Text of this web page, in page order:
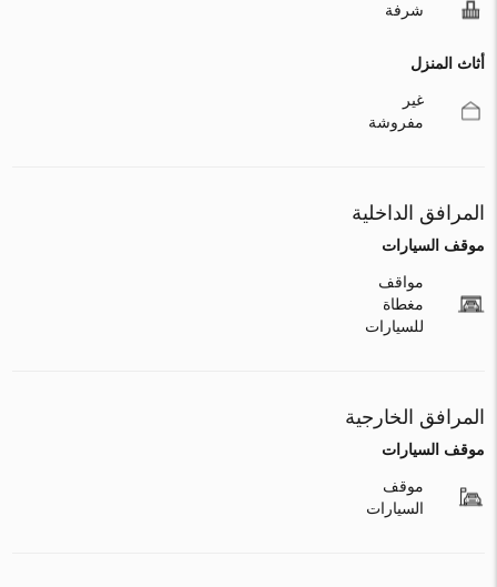
شرفة
أثاث المنزل
غير
مفروشة
المرافق الداخلية
موقف السيارات
مواقف
مغطاة
للسيارات
المرافق الخارجية
موقف السيارات
موقف
السيارات